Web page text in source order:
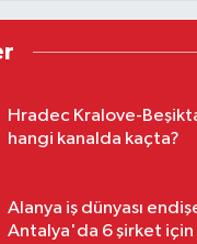
Hradec Kralove-
hangi kanalda kaçta?
Alanya iş dünyası
Antalya'da 6 şirket